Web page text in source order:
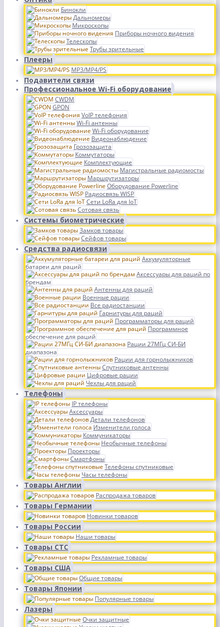
Бинокли
Дальномеры
Микроскопы
Приборы ночного видения
Телескопы
Трубы зрительные
Плееры
MP3/MP4/PS
Подавители связи
Профессиональное Wi-Fi оборудование
CWDM
GPON
VoIP телефония
Wi-Fi антенны
Wi-Fi оборудование
Видеонаблюдение
Грозозащита
Коммутаторы
Комплектующие
Магистральные радиомосты
Маршрутизаторы
Оборудование Powerline
Радиосвязь WISP
Сети LoRa для IoT
Сотовая связь
Системы биометрические
Замков товары
Сейфов товары
Средства радиосвязи
Аккумуляторные
батареи для раций
Аксессуары для раций по
брендам
Антенны для раций
Военные рации
Все радиостанции
Гарнитуры для раций
Программаторы для раций
Программное
обеспечение для раций
Рации 27МГц СИ-БИ
диапазона
Рации для горнолыжников
Спутниковые антенны
Цифровые рации
Чехлы для раций
Телефоны
IP телефоны
Аксессуары
Детали телефонов
Изменители голоса
Коммуникаторы
Необычные телефоны
Проекторы
Смартфоны
Телефоны спутниковые
Часы телефоны
Товары Англии
Распродажа товаров
Товары Германии
Новинки товаров
Товары России
Наши товары
Товары СТС
Рекламные товары
Товары США
Общие товары
Товары Японии
Популярные товары
Лазеры
Очки защитные